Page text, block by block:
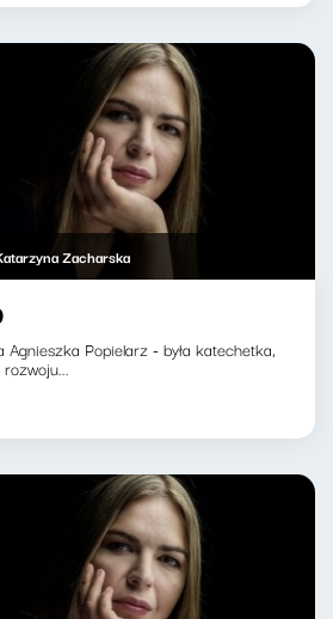
Zacharska
Agnieszka Popielarz - była katechetka,